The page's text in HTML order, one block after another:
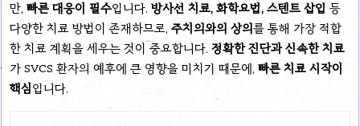
만, 빠른 대응이 필수입니다. 방사선 치료, 화학요법, 스텐트 삽입 등
다양한 치료 방법이 존재하므로, 주치의와의 상의를 통해 가장 적합
한 치료 계획을 세우는 것이 중요합니다. 정확한 진단과 신속한 치료
가 SVCS 환자의 예후에 큰 영향을 미치기 때문에, 빠른 치료 시작이
핵심입니다.